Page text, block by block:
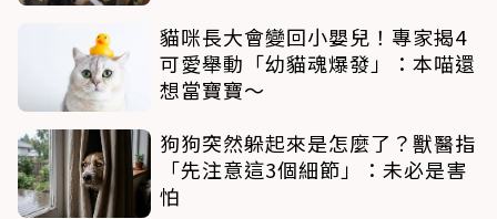
貓咪長大會變回小嬰兒！專家揭4
可愛舉動「幼貓魂爆發」：本喵還
想當寶寶～
狗狗突然躲起來是怎麼了？獸醫指
「先注意這3個細節」：未必是害
怕